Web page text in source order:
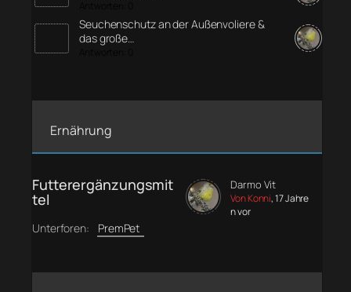
Seuchenschutz an der Außenvoliere &
das große…
Ernährung
Futterergänzungsmit
tel
Unterforen: PremPet
Darmo Vit
Von Konni, 17 Jahre
n vor